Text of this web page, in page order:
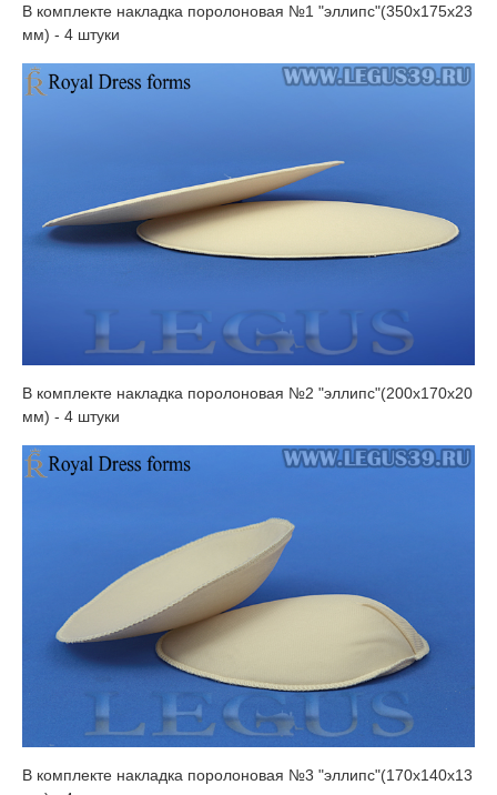
В комплекте накладка поролоновая №1 "эллипс"(350х175х23
мм) - 4 штуки
​В комплекте накладка поролоновая №2 "эллипс"(200х170х20
мм) - 4 штуки
​В комплекте накладка поролоновая №3 "эллипс"(170х140х13